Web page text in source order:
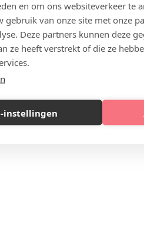
en om ons websiteverkeer te
gebruik van onze site met onze
Deze partners kunnen deze
ze heeft verstrekt of die ze
instellingen